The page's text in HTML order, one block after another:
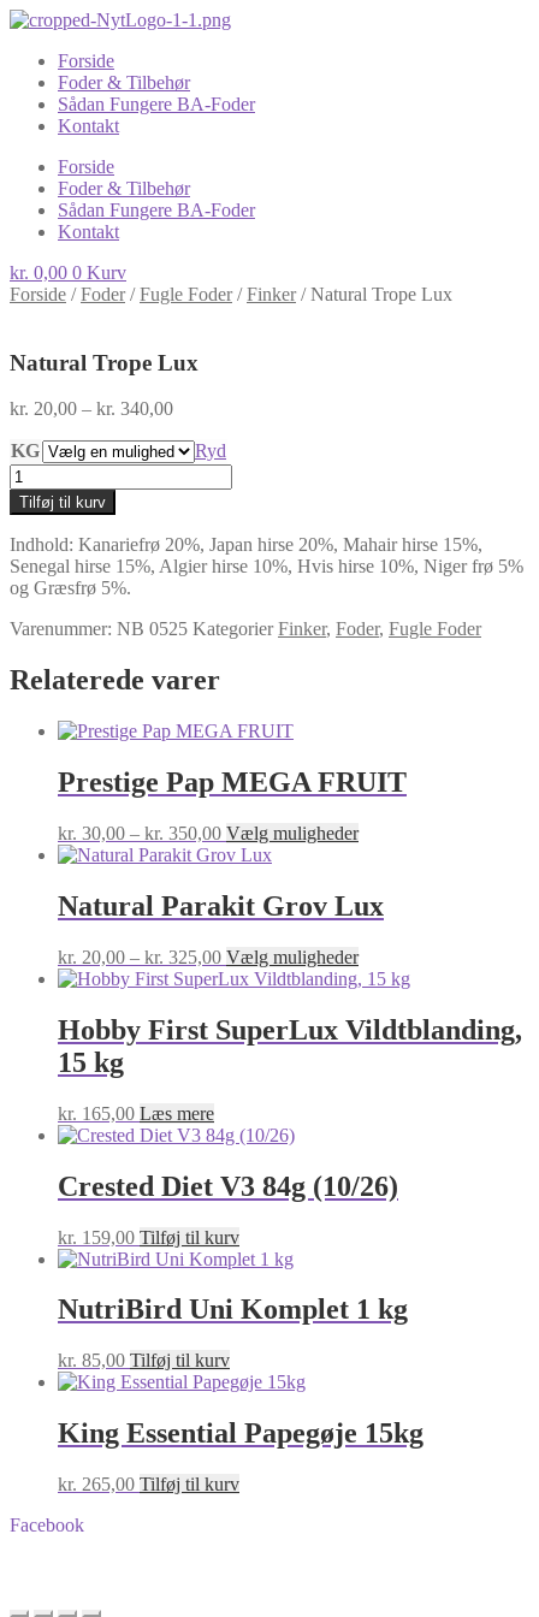
Forside
Foder & Tilbehør
Sådan Fungere BA-Foder
Kontakt
Forside
Foder & Tilbehør
Sådan Fungere BA-Foder
Kontakt
kr. 0,00 0 Kurv
Forside /Foder/Fugle Foder/Finker/Natural Trope Lux
Natural Trope Lux
kr. 20,00 – kr. 340,00Prisinterval:
til
kr. 340,00
KG
Ryd
Natural
Trope
Lux
antal
Tilføj til kurv
Indhold: Kanariefrø 20%, Japan hirse 20%, Mahair hirse 15%,
Senegal hirse 15%, Algier hirse 10%, Hvis hirse 10%, Niger frø 5%
og Græsfrø 5%.
Varenummer: NB 0525 Kategorier Finker, Foder, Fugle Foder
Relaterede varer
Prestige Pap MEGA FRUIT
kr. 30,00 – kr. 350,00Prisinterval:
kr. 30,00
kr. 350,00
Vælg mulighederDette
varianter.
kan
vælges
varesiden
Natural Parakit Grov Lux
kr. 20,00 – kr. 325,00Prisinterval:
kr. 20,00
kr. 325,00
Vælg mulighederDette
vare
flere
varianter.
Hobby First SuperLux Vildtblanding,
15 kg
kr. 165,00 Læs mere
Crested Diet V3 84g (10/26)
kr. 159,00 Tilføj til kurv
NutriBird Uni Komplet 1 kg
kr. 85,00 Tilføj til kurv
King Essential Papegøje 15kg
kr. 265,00 Tilføj til kurv
Facebook